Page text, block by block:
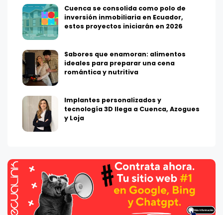
Cuenca se consolida como polo de
inversión inmobiliaria en Ecuador,
estos proyectos iniciarán en 2026
Sabores que enamoran: alimentos
ideales para preparar una cena
romántica y nutritiva
Implantes personalizados y
tecnología 3D llega a Cuenca, Azogues
y Loja